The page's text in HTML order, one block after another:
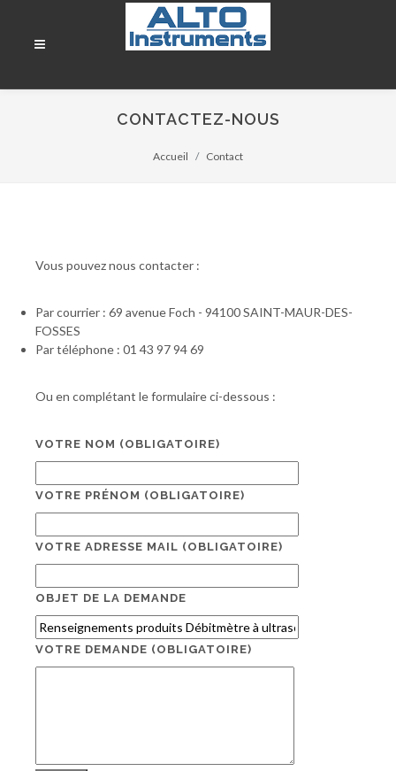
CONTACTEZ-NOUS
Accueil Contact
Vous pouvez nous contacter :
Par courrier : 69 avenue Foch - 94100 SAINT-MAUR-DES-
FOSSES
Par téléphone : 01 43 97 94 69
Ou en complétant le formulaire ci-dessous :
VOTRE NOM (OBLIGATOIRE)
VOTRE PRÉNOM (OBLIGATOIRE)
VOTRE ADRESSE MAIL (OBLIGATOIRE)
OBJET DE LA DEMANDE
VOTRE DEMANDE (OBLIGATOIRE)